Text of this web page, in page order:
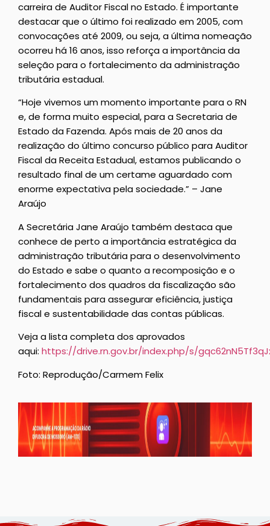
carreira de Auditor Fiscal no Estado. É importante
destacar que o último foi realizado em 2005, com
convocações até 2009, ou seja, a última nomeação
ocorreu há 16 anos, isso reforça a importância da
seleção para o fortalecimento da administração
tributária estadual.
“Hoje vivemos um momento importante para o RN
e, de forma muito especial, para a Secretaria de
Estado da Fazenda. Após mais de 20 anos da
realização do último concurso público para Auditor
Fiscal da Receita Estadual, estamos publicando o
resultado final de um certame aguardado com
enorme expectativa pela sociedade.” – Jane
Araújo
A Secretária Jane Araújo também destaca que
conhece de perto a importância estratégica da
administração tributária para o desenvolvimento
do Estado e sabe o quanto a recomposição e o
fortalecimento dos quadros da fiscalização são
fundamentais para assegurar eficiência, justiça
fiscal e sustentabilidade das contas públicas.
Veja a lista completa dos aprovados
aqui: https://drive.rn.gov.br/index.php/s/
Foto: Reprodução/Carmem Felix